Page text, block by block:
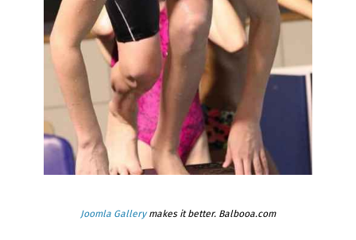
Joomla Gallerymakes it better. Balbooa.com